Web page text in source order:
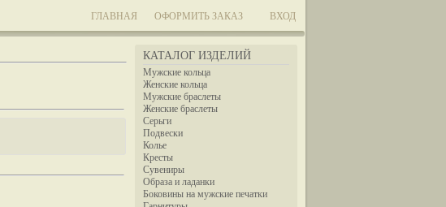
ГЛАВНАЯ ОФОРМИТЬ ЗАКАЗ ВХОД
КАТАЛОГ ИЗДЕЛИЙ
Мужские кольца
Женские кольца
Мужские браслеты
Женские браслеты
Серьги
Подвески
Колье
Кресты
Сувениры
Образа и ладанки
Боковины на мужские печатки